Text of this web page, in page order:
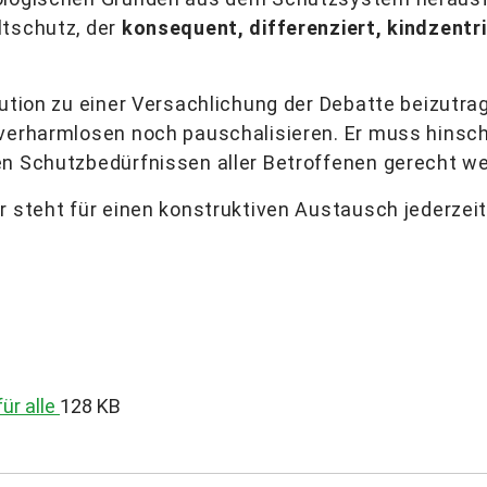
der konsequent, differenziert,
zu einer Versachlichung der Debatte
noch pauschalisieren. Er muss
Schutzbedürfnissen aller Betroffenen gerecht
steht für einen konstruktiven Austausch
alle 128 KB